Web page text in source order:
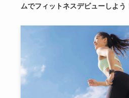
ムでフィットネスデビューしよう